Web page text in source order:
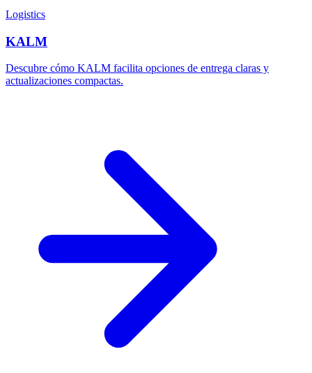
Logistics
KALM
Descubre cómo KALM facilita opciones de entrega claras y
actualizaciones compactas.